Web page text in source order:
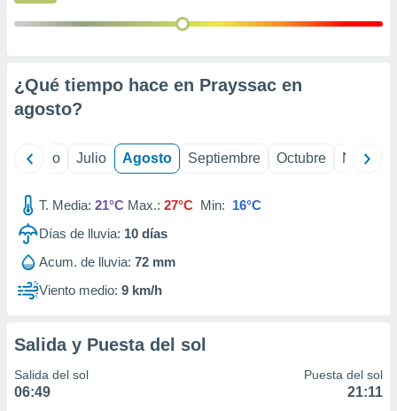
mediante
publicidad
publicidad
1199
¿Qué tiempo hace en Prayssac en
agosto?
Junio Julio Agosto Septiembre Octubre
T. Media: 21°C Max.: 27°C Min: 16°C
Días de lluvia: 10 días
Acum. de lluvia: 72 mm
Viento medio: 9 km/h
Salida y Puesta del sol
Salida del sol
06:49
Puesta del sol
21:11